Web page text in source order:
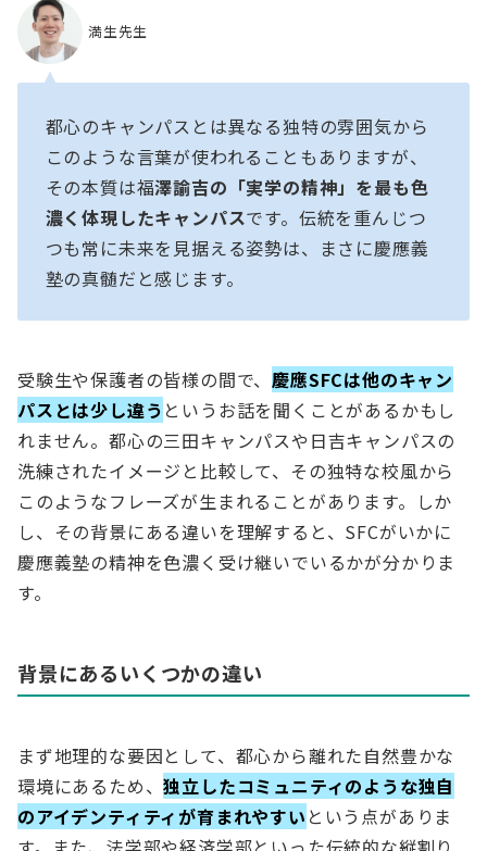
満生先生
都心のキャンパスとは異なる独特の雰囲気から
このような言葉が使われることもありますが、
その本質は福澤諭吉の「実学の精神」を最も色
濃く体現したキャンパスです。伝統を重んじつ
つも常に未来を見据える姿勢は、まさに慶應義
塾の真髄だと感じます。
受験生や保護者の皆様の間で、慶應SFCは他のキャン
パスとは少し違う というお話を聞くことがあるかもし
れません。都心の三田キャンパスや日吉キャンパスの
洗練されたイメージと比較して、その独特な校風から
このようなフレーズが生まれることがあります。しか
し、その背景にある違いを理解すると、SFCがいかに
慶應義塾の精神を色濃く受け継いでいるかが分かりま
す。
背景にあるいくつかの違い
まず地理的な要因として、都心から離れた自然豊かな
環境にあるため、独立したコミュニティのような独自
のアイデンティティが育まれやすい という点がありま